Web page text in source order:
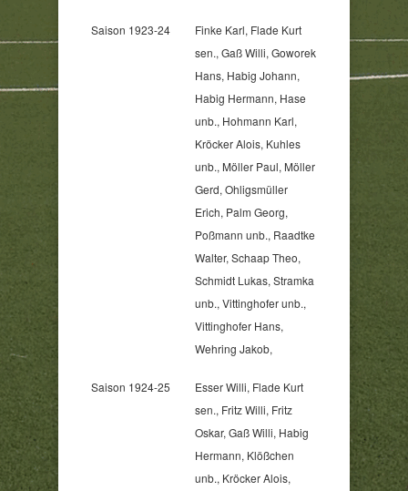
Saison 1923-24
Finke Karl, Flade Kurt
sen., Gaß Willi, Goworek
Hans, Habig Johann,
Habig Hermann, Hase
unb., Hohmann Karl,
Kröcker Alois, Kuhles
unb., Möller Paul, Möller
Gerd, Ohligsmüller
Erich, Palm Georg,
Poßmann unb., Raadtke
Walter, Schaap Theo,
Schmidt Lukas, Stramka
unb., Vittinghofer unb.,
Vittinghofer Hans,
Wehring Jakob,
Saison 1924-25
Esser Willi, Flade Kurt
sen., Fritz Willi, Fritz
Oskar, Gaß Willi, Habig
Hermann, Klößchen
unb., Kröcker Alois,